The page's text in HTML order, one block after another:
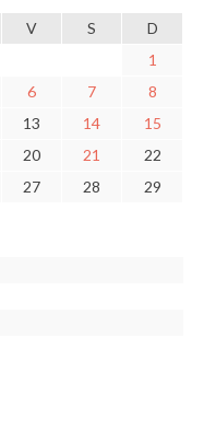
V S
D
1
6 7
8
13 14
15
20 21
22
27 28
29